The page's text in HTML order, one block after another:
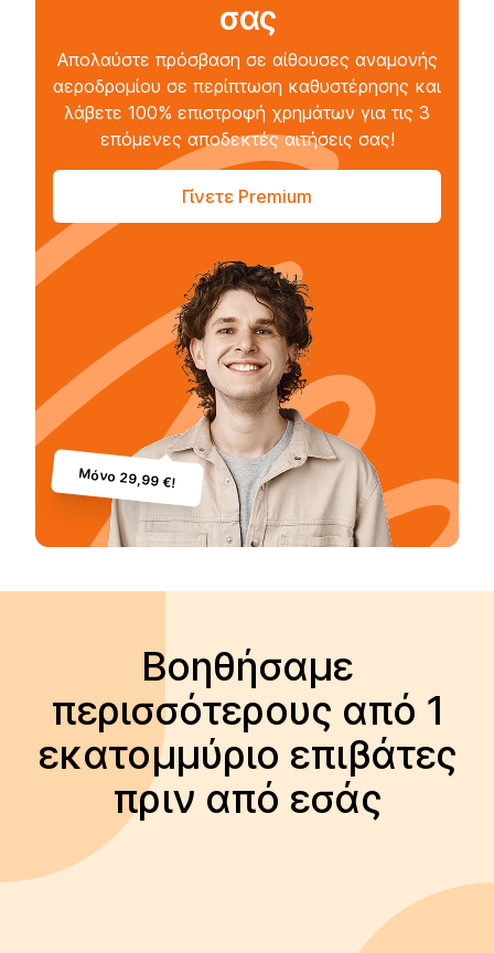
σας
Απολαύστε πρόσβαση σε αίθουσες αναμονής
αεροδρομίου σε περίπτωση καθυστέρησης και
λάβετε 100% επιστροφή χρημάτων για τις 3
επόμενες αποδεκτές αιτήσεις σας!
Γίνετε Premium
Μόνο 29,99 €!
Βοηθήσαμε
περισσότερους από 1
εκατομμύριο επιβάτες
πριν από εσάς